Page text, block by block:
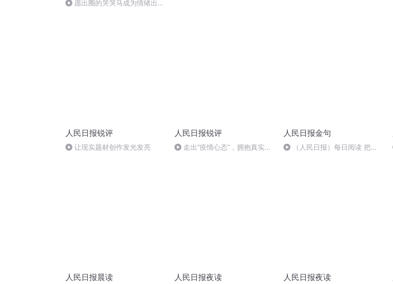
愿出圈的哭哭马成为情绪出
人民日报锐评
让现实题材创作发光发亮
人民日报锐评
走出“疫情心态”，拥抱真实当
人民日报金句
（人民日报）每日阅读 把力
人民日报晨读 人民日报夜读 人民日报夜读